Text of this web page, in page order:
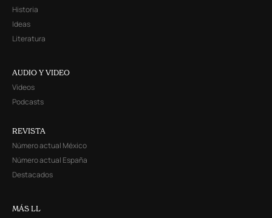
Historia
Ideas
Literatura
AUDIO Y VIDEO
Videos
Podcasts
REVISTA
Número actual México
Número actual España
Destacados
MÁS LL